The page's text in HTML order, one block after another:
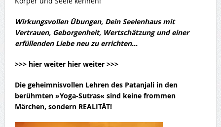
Wirkungsvollen Übungen, Dein Seelenhaus mit
Vertrauen, Geborgenheit, Wertschätzung und einer
erfüllenden Liebe neu zu errichten…
>>> hier weiter hier weiter >>>
Die geheimnisvollen Lehren des Patanjali in den
berühmten »Yoga-Sutras« sind keine frommen
Märchen, sondern REALITÄT!